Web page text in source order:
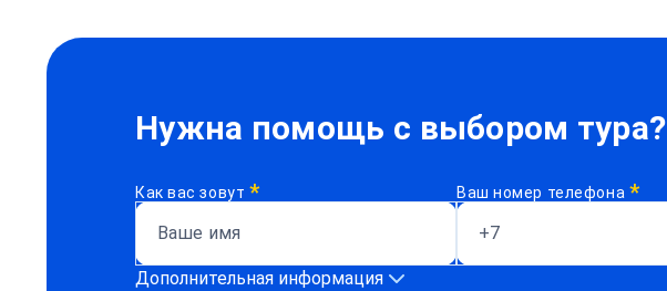
Нужна помощь с выбором тура?
Как вас зовут * Ваш номер телефона *
Дополнительная информация